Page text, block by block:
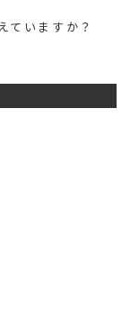
ていますか？